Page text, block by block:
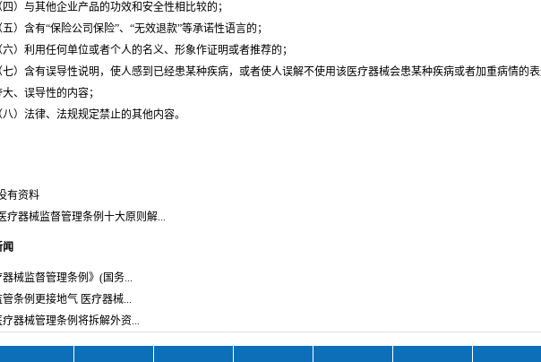
与其他企业产品的功效和安全性相比较的；
含有“保险公司保险”、“无效退款”等承诺性语言的；
利用任何单位或者个人的名义、形象作证明或者推荐的；
含有误导性说明，使人感到已经患某种疾病，或者使人误解不使用该医疗器械会患某种疾病或者加重病情的表
、误导性的内容；
法律、法规规定禁止的其他内容。
有资料
疗器械监督管理条例十大原则解...
器械监督管理条例》(国务...
条例更接地气 医疗器械...
器械管理条例将拆解外资...